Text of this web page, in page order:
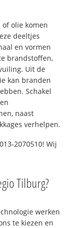
olie komen
deeltjes
en vormen
brandstoffen,
Uit de
kan branden
Schakel
naast
verhelpen.
2070510! Wij
Tilburg?
werken
te kiezen en